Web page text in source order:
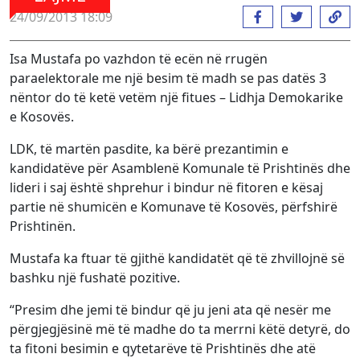
24/09/2013 18:09
Isa Mustafa po vazhdon të ecën në rrugën
paraelektorale me një besim të madh se pas datës 3
nëntor do të ketë vetëm një fitues – Lidhja Demokarike
e Kosovës.
LDK, të martën pasdite, ka bërë prezantimin e
kandidatëve për Asamblenë Komunale të Prishtinës dhe
lideri i saj është shprehur i bindur në fitoren e kësaj
partie në shumicën e Komunave të Kosovës, përfshirë
Prishtinën.
Mustafa ka ftuar të gjithë kandidatët që të zhvillojnë së
bashku një fushatë pozitive.
“Presim dhe jemi të bindur që ju jeni ata që nesër me
përgjegjësinë më të madhe do ta merrni këtë detyrë, do
ta fitoni besimin e qytetarëve të Prishtinës dhe atë